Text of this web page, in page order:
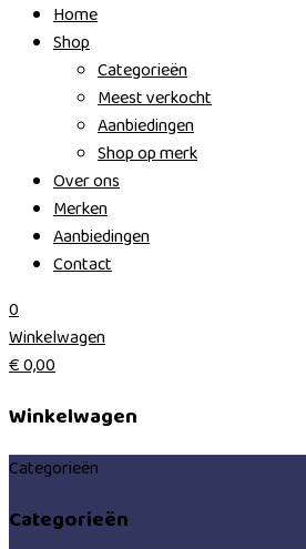
Home
Shop
Categorieën
Meest verkocht
Aanbiedingen
Shop op merk
Over ons
Merken
Aanbiedingen
Contact
0
Winkelwagen
€0,00
Winkelwagen
Categorieën
Categorieën